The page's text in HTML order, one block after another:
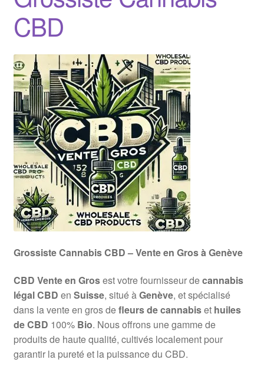
CBD
Grossiste Cannabis CBD – Vente en Gros à Genève
CBD Vente en Grosest votre fournisseur decannabis
légal CBD en Suisse, situé àGenève, et spécialisé
dans la vente en gros defleurs de cannabiset huiles
de CBD 100% Bio. Nous offrons une gamme de
produits de haute qualité, cultivés localement pour
garantir la pureté et la puissance du CBD.